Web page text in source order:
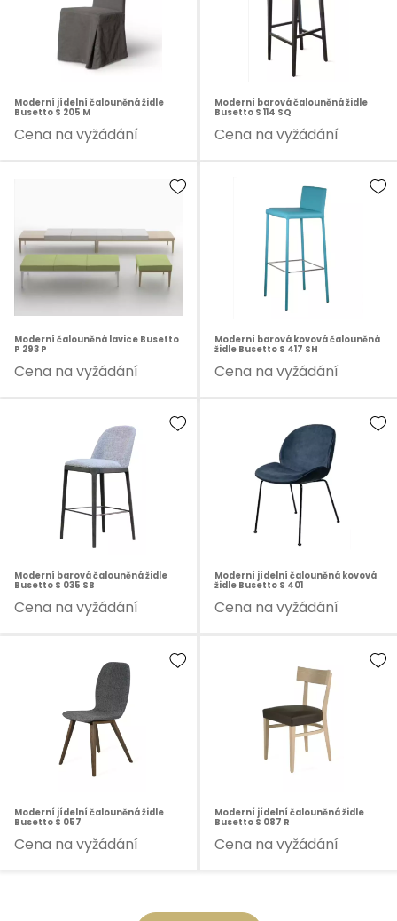
Moderní jídelní čalouněná židle
Busetto S 205 M
Cena na vyžádání
Moderní barová čalouněná židle
Busetto S 114 SQ
Cena na vyžádání
Moderní čalouněná lavice Busetto
P 293 P
Cena na vyžádání
Moderní barová kovová čalouněná
židle Busetto S 417 SH
Cena na vyžádání
Moderní barová čalouněná židle
Busetto S 035 SB
Cena na vyžádání
Moderní jídelní čalouněná kovová
židle Busetto S 401
Cena na vyžádání
Moderní jídelní čalouněná židle
Busetto S 057
Cena na vyžádání
Moderní jídelní čalouněná židle
Busetto S 087 R
Cena na vyžádání